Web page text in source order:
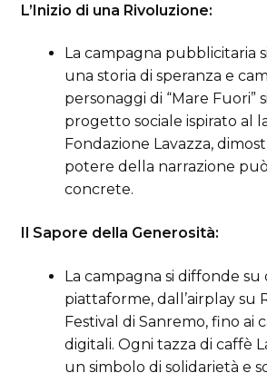
L’Inizio di una Rivoluzione:
La campagna pubblicitaria
una storia di speranza e
personaggi di “Mare Fuori”
progetto sociale ispirato al
Fondazione Lavazza,
potere della narrazione
concrete.
Il Sapore della Generosità:
La campagna si diffonde su
piattaforme, dall’airplay su
Festival di Sanremo, fino ai
digitali. Ogni tazza di caffè
un simbolo di solidarietà e